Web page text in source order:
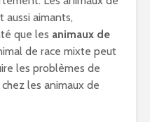
aimants,
que les animaux de
de race mixte peut
les problèmes de
les animaux de